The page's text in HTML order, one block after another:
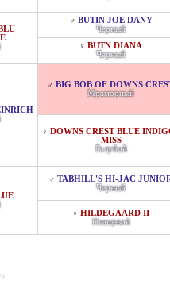
♂ BUTIN JOE DANY
Черный
♀ BUTN DIANA
Черный
♂ BIG BOB OF DOWNS
Мраморный
♀ DOWNS CREST BLUE
MISS
Голубой
♂ TABHILL'S HI-JAC
Черный
♀ HILDEGAARD II
Плащевой